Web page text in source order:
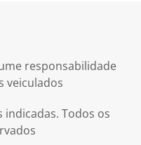
responsabilidade
veiculados
indicadas. Todos os